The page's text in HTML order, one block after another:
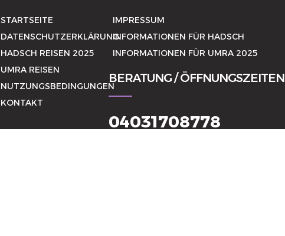
STARTSEITE
DATENSCHUTZERKLÄRUNG
HADSCH REISEN 2025
UMRA REISEN
NUTZUNGSBEDINGUNGEN
KONTAKT
IMPRESSUM
INFORMATIONEN FÜR HADSCH
INFORMATIONEN FÜR UMRA 2025
BERATUNG / ÖFFNUNGSZEITEN
04031708778